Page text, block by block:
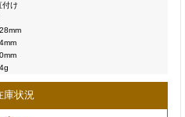
付け
庫状況